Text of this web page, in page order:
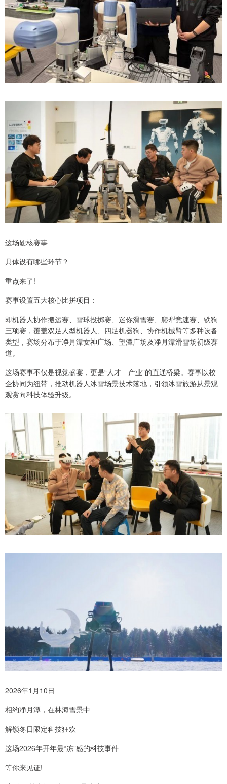
这场硬核赛事
具体设有哪些环节？
重点来了!
赛事设置五大核心比拼项目：
即机器人协作搬运赛、雪球投掷赛、迷你滑雪赛、爬犁竞速赛、铁狗
三项赛，覆盖双足人型机器人、四足机器狗、协作机械臂等多种设备
类型，赛场分布于净月潭女神广场、望潭广场及净月潭滑雪场初级赛
道。
这场赛事不仅是视觉盛宴，更是“人才—产业”的直通桥梁。赛事以校
企协同为纽带，推动机器人冰雪场景技术落地，引领冰雪旅游从景观
观赏向科技体验升级。
2026年1月10日
相约净月潭，在林海雪景中
解锁冬日限定科技狂欢
这场2026年开年最“冻”感的科技事件
等你来见证!